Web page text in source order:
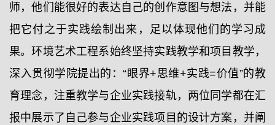
师，他们能很好的表达自己的创作意图与想法，并能
把它付之于实践绘制出来，足以体现他们的学习成
果。环境艺术工程系始终坚持实践教学和项目教学，
深入贯彻学院提出的：“眼界+思维+实践=价值”的教
育理念，注重教学与企业实践接轨，两位同学都在汇
报中展示了自己参与企业实践项目的设计方案，并阐